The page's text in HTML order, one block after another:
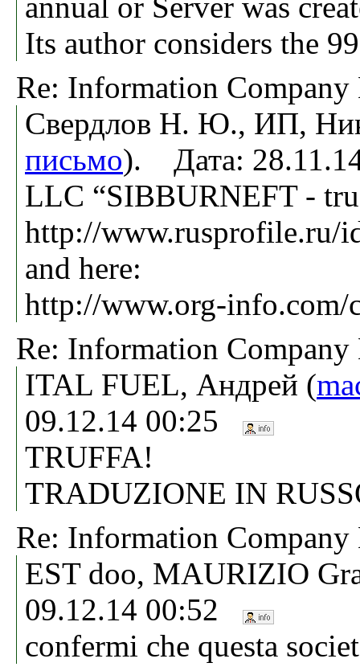
Its author considers the
Re: Information
Свердлов Н. Ю., ИП,
письмо). Дата:
LLC “SIBBURNEFT -
http://www.rusprofile.ru/
and here:
http://www.org-info.com/
Re: Information
ITAL FUEL, Андрей (
09.12.14 00:25
TRUFFA!
TRADUZIONE IN
Re: Information
EST doo, MAURIZIO
09.12.14 00:52
confermi che questa